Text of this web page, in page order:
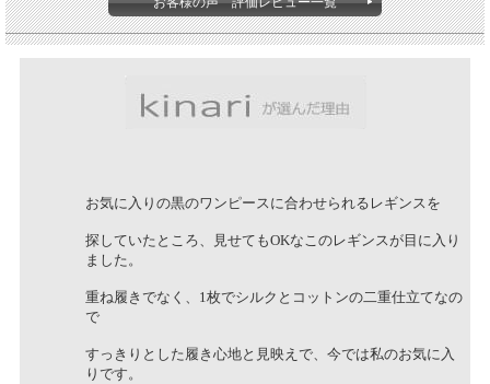
お気に入りの黒のワンピースに合わせられるレギンスを
探していたところ、見せてもOKなこのレギンスが目に入り
ました。
重ね履きでなく、1枚でシルクとコットンの二重仕立てなの
で
すっきりとした履き心地と見映えで、今では私のお気に入
りです。